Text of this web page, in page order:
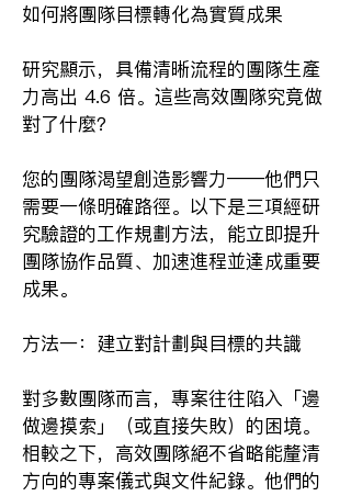
如何將團隊目標轉化為實質成果
研究顯示，具備清晰流程的團隊生產
力高出 4.6 倍。這些高效團隊究竟做
對了什麼？
您的團隊渴望創造影響力——他們只
需要一條明確路徑。以下是三項經研
究驗證的工作規劃方法，能立即提升
團隊協作品質、加速進程並達成重要
成果。
方法一：建立對計劃與目標的共識
對多數團隊而言，專案往往陷入「邊
做邊摸索」（或直接失敗）的困境。
相較之下，高效團隊絕不省略能釐清
方向的專案儀式與文件紀錄。他們的